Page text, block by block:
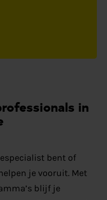
in
bent of
je vooruit. Met
blijf je